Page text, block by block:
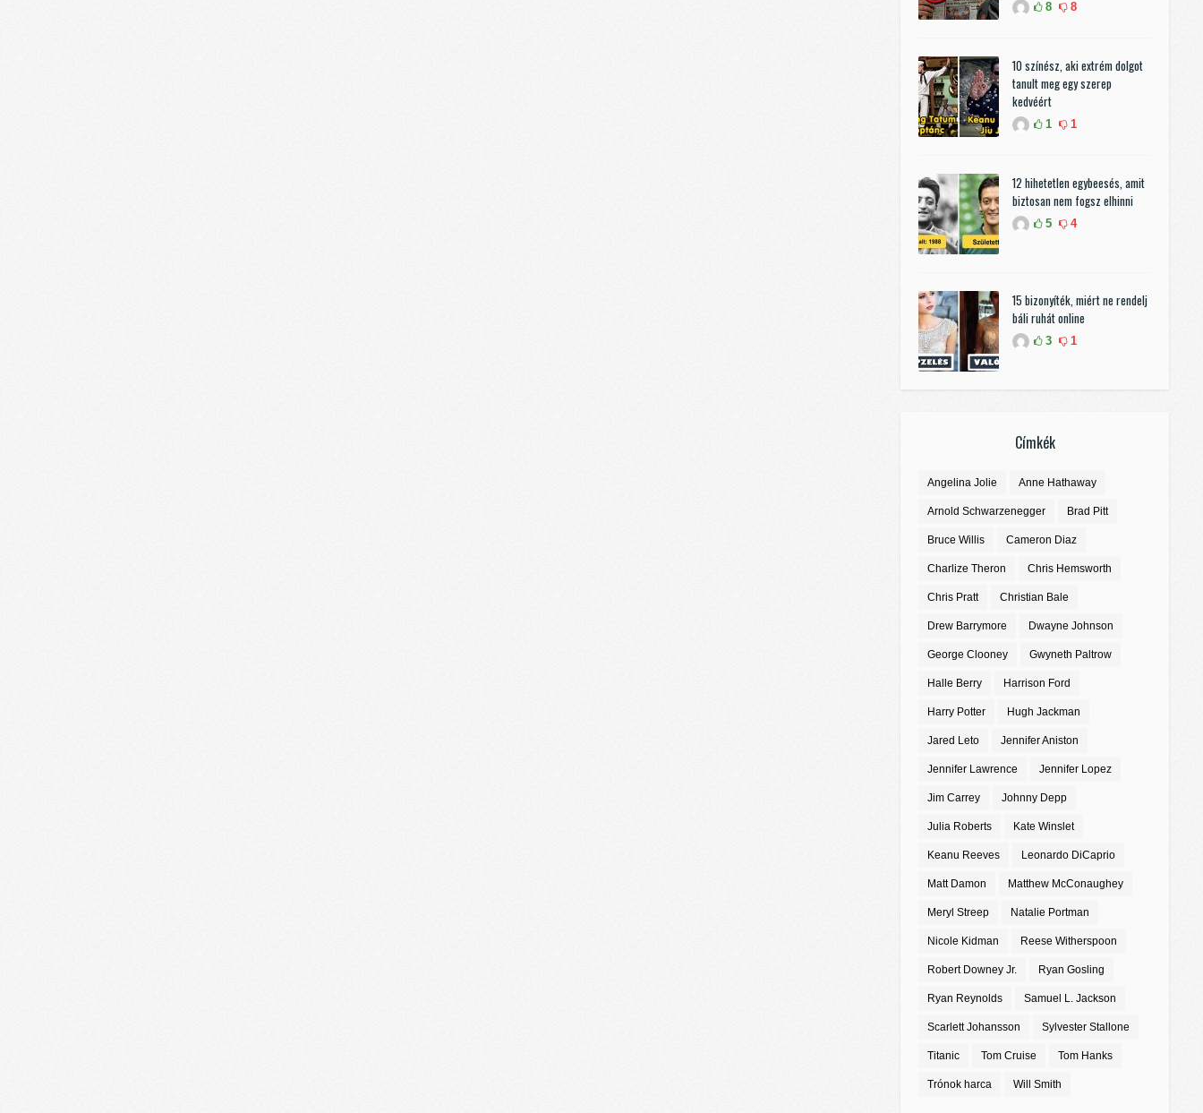
8 8
10 színész, aki extrém dolgot
tanult meg egy szerep
kedvéért
1 1
12 hihetetlen egybeesés, amit
biztosan nem fogsz elhinni
5 4
15 bizonyíték, miért ne rendelj
báli ruhát online
3 1
Címkék
Angelina Jolie Anne Hathaway
Arnold Schwarzenegger Brad Pitt
Bruce Willis Cameron Diaz
Charlize Theron Chris Hemsworth
Chris Pratt Christian Bale
Drew Barrymore Dwayne Johnson
George Clooney Gwyneth Paltrow
Halle Berry Harrison Ford
Harry Potter Hugh Jackman
Jared Leto Jennifer Aniston
Jennifer Lawrence Jennifer Lopez
Jim Carrey Johnny Depp
Julia Roberts Kate Winslet
Keanu Reeves Leonardo DiCaprio
Matt Damon Matthew McConaughey
Meryl Streep Natalie Portman
Nicole Kidman Reese Witherspoon
Robert Downey Jr. Ryan Gosling
Ryan Reynolds Samuel L. Jackson
Scarlett Johansson Sylvester Stallone
Titanic Tom Cruise Tom Hanks
Trónok harca Will Smith